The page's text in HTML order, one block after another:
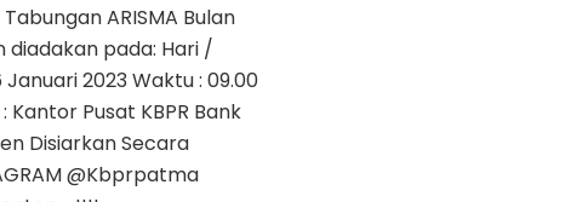
Undian
Tabungan
Arisma
Januari
2023
ARISMA Bulan
diadakan pada: Hari /
Januari 2023 Waktu : 09.00
Kantor Pusat KBPR Bank
Disiarkan Secara
@Kbprpatma